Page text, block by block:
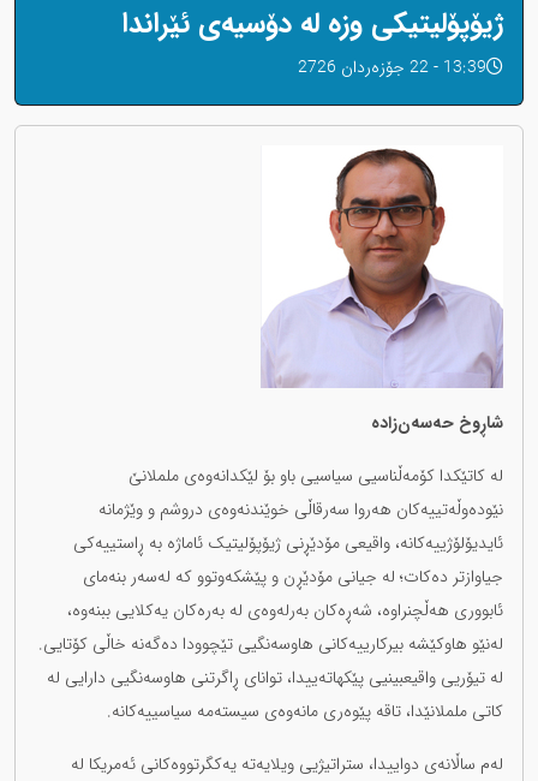
ژیۆپۆلیتیکی وزە لە دۆسیەی ئێراندا
13:39 - 22 جۆزەردان 2726
شاڕوخ حەسەن‌زادە
لە کاتێکدا کۆمەڵناسیی سیاسیی باو بۆ لێکدانەوەی ململانێ
نێودەوڵەتییەکان هەروا سەرقاڵی خوێندنەوەی دروشم و وێژمانە
ئایدیۆلۆژییەکانە، واقیعی مۆدێڕنی ژیۆپۆلیتیک ئاماژە بە ڕاستییەکی
جیاوازتر دەکات؛ لە جیانی مۆدێڕن و پێشکەوتوو کە لەسەر بنەمای
ئابووری هەڵچنراوە، شەڕەکان بەرلەوەی لە بەرەکان یەکلایی ببنەوە،
لەنێو هاوکێشە بیرکارییەکانی هاوسەنگیی تێچوودا دەگەنە خاڵی کۆتایی.
لە تیۆریی واقیعبینیی پێکهاتەییدا، توانای ڕاگرتنی هاوسەنگیی دارایی لە
کاتی ململانێدا، تاقە پێوەری مانەوەی سیستەمە سیاسییەکانە.
لەم ساڵانەی دواییدا، ستراتیژیی ویلایەتە یەکگرتووەکانی ئەمریکا لە